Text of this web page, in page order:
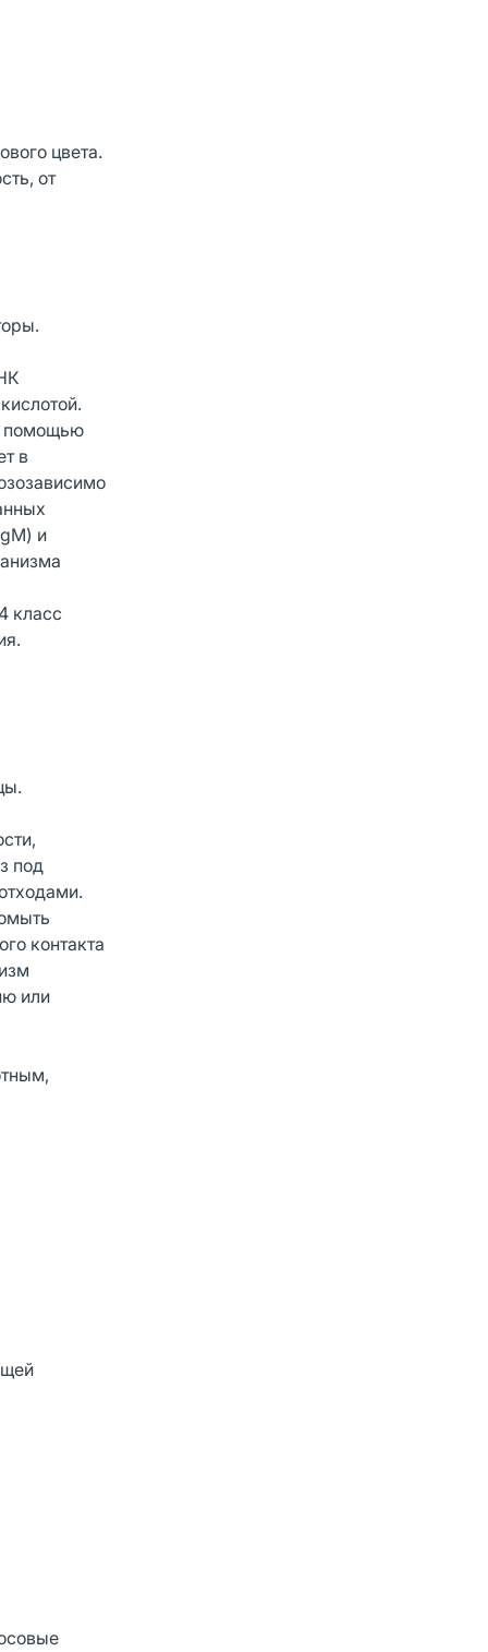
цвета.
от
помощью
в
и
класс
под
контакта
или